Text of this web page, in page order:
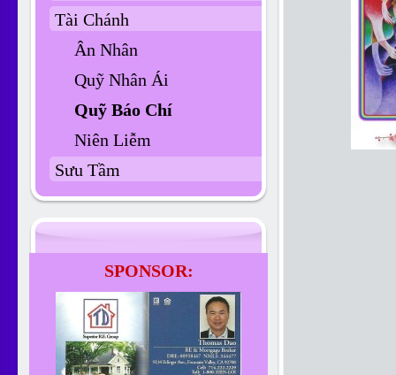
Tài Chánh
Ân Nhân
Quỹ Nhân Ái
Quỹ Báo Chí
Niên Liễm
Sưu Tầm
SPONSOR: